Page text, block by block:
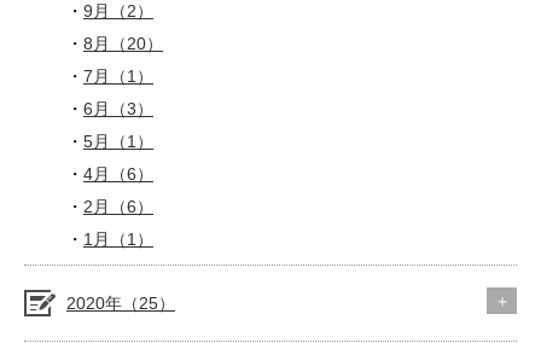
9月（2）
8月（20）
7月（1）
6月（3）
5月（1）
4月（6）
2月（6）
1月（1）
2020年（25）